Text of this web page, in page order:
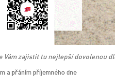
Vám zajistit tu nejlepší dovolenou
a přáním příjemného dne